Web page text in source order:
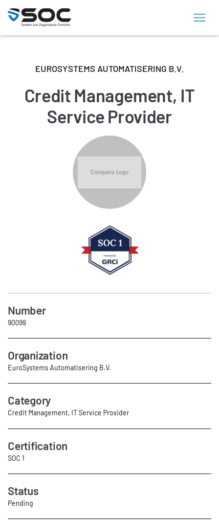
EUROSYSTEMS AUTOMATISERING B.V.
Credit Management, IT
Service Provider
Number
90099
Organization
EuroSystems Automatisering B.V.
Category
Credit Management, IT Service Provider
Certification
SOC 1
Status
Pending